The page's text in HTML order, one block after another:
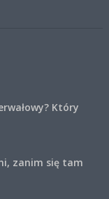
Który
zanim się tam